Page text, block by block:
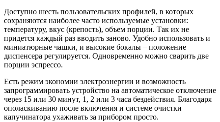
Доступно шесть пользовательских профилей, в которых
сохраняются наиболее часто используемые установки:
температуру, вкус (крепость), объем порции. Так их не
придется каждый раз вводить заново. Удобно использовать и
миниатюрные чашки, и высокие бокалы – положение
диспенсера регулируется. Одновременно можно сварить две
порции эспрессо.
Есть режим экономии электроэнергии и возможность
запрограммировать устройство на автоматическое отключение
через 15 или 30 минут, 1, 2 или 3 часа бездействия. Благодаря
ополаскиванию после включения и системе очистки
капучинатора ухаживать за прибором просто.